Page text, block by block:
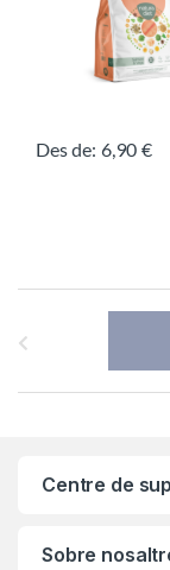
Des de: 6,90€
Centre de
Sobre